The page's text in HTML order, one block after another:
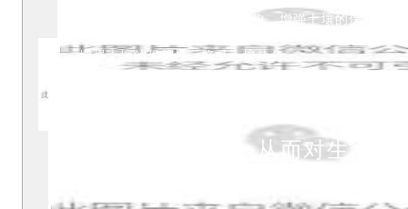
改良土壤团粒结构、增强土壤的保水性
增强土壤的保肥性、降低土壤盐分
定了其生理活性，从而对生命活